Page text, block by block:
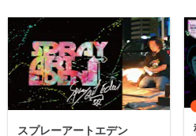
スプレーアートエデン